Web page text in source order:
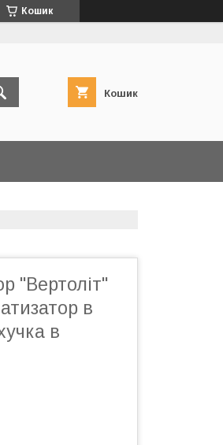
Кошик
Кошик
"Вертоліт"
в
в